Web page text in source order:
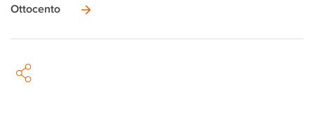
Ottocento